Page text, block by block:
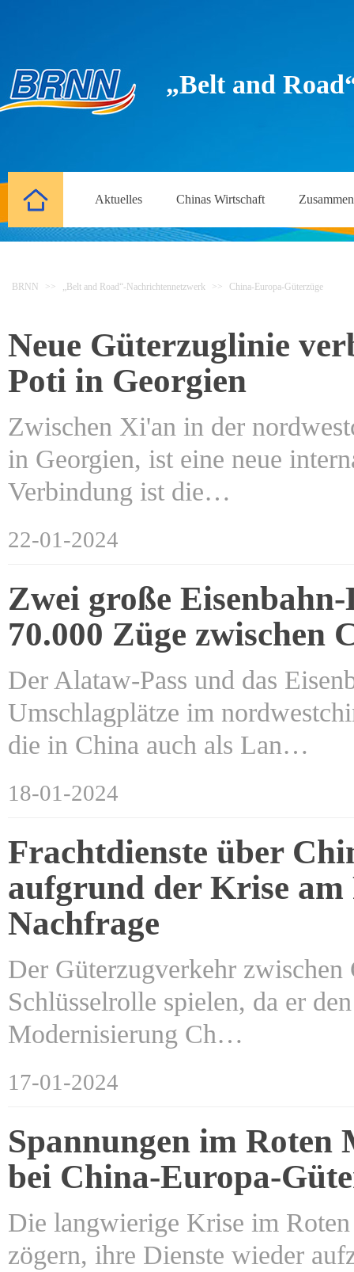
„Belt and
Aktuelles Chinas Wirtschaft
BRNN >> „Belt and Road“-Nachrichtennetzwerk >> China-Europa-Güterzüge
Neue Güterzuglinie
Poti in Georgien
Zwischen Xi'an in der
in Georgien, ist eine neue
Verbindung ist die…
22-01-2024
Zwei große
70.000 Züge zwischen
Der Alataw-Pass und das
Umschlagplätze im
die in China auch als Lan…
18-01-2024
Frachtdienste über
aufgrund der Krise am
Nachfrage
Der Güterzugverkehr
Schlüsselrolle spielen, da er
Modernisierung Ch…
17-01-2024
Spannungen im
bei China-Europa-
Die langwierige Krise im
zögern, ihre Dienste wieder